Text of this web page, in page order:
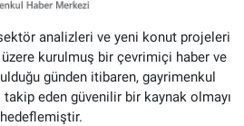
analizleri ve yeni konut projeleri
kurulmuş bir çevrimiçi haber ve
günden itibaren, gayrimenkul
takip eden güvenilir bir kaynak olmayı
hedeflemiştir.